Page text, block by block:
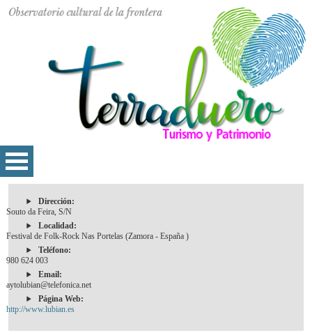
Dirección:
Souto da Feira, S/N
Localidad:
Festival de Folk-Rock Nas Portelas (Zamora - España )
Teléfono:
980 624 003
Email:
aytolubian@telefonica.net
Página Web:
http://www.lubian.es